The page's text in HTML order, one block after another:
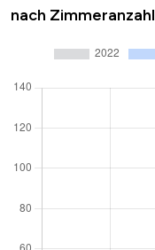
nach Zimmeranzahl